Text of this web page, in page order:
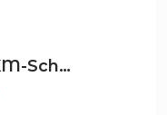
Wieder HKM-Schulpferdeturnier beim RV Weeze